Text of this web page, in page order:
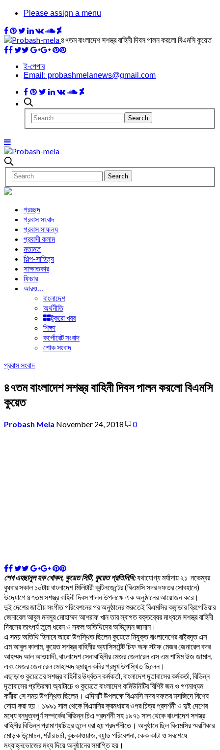
Please assign a menu
৪৭তম বাংলাদেশ সশস্ত্র বাহিনী দিবস পালন করলো বিএমসি কুয়েত
ই-পেপার
Email: probashmelanews@gmail.com
প্রচ্ছদ
প্রবাস সংবাদ
প্রবাস সাফল্য
প্রবাসী কলাম
মতামত
শিল্প-সাহিত্য
সাক্ষাতকার
ফিচার
আরও…
বাংলাদেশ
অর্থনীতি
টুকরো খবর
শিক্ষা
কর্পোরেট সংবাদ
শোক সংবাদ
প্রবাস সংবাদ
৪৭তম বাংলাদেশ সশস্ত্র বাহিনী দিবস পালন করলো বিএমসি
কুয়েত
Probash Mela November 24, 2018 0
শেখ এহছানুল হক খোকন, কুয়েত সিটি, কুয়েত প্রতিনিধি:যথাযোগ্য মর্যাদায় ২১ নভেম্বর
বুধবার সকাল ১০টায় বাংলাদেশ মিলিটারী কন্টিনজেন্টের (বিএমসি সদর দফতর সোবহানে)
উদ্যোগে ৪৭তম সশস্ত্র বাহিনী দিবস পালন উপলক্ষে এক অনুষ্ঠানের আয়োজন করে।
দুই দেশের জাতীয় সংগীত পরিবেশনের পর অনুষ্ঠানের শুরুতেই বিএমসির কমান্ডার ব্রিগেডিয়ার
জেনারেল আবুল মনসুর মোহাম্মদ আশরাফ খান তার স্বাগত বক্তব্যের মাধ্যমে সশস্ত্র বাহিনী
দিবসের তাৎপর্য তুলে ধরেন ও সকল অতিথিদের অভিনন্দন জানান।
এ সময় অতিথি হিসাবে আরো উপস্থিত ছিলেন কুয়েতে নিযুক্ত বাংলাদেশের রাষ্ট্রদূত এস
এম আবুল কালাম, কুয়েত সশস্ত্র বাহিনীর অ্যাসিসটেন্ট চিফ অফ স্টাফ মেজর জেনারেল বদর
আহম্মদ আল আওয়াদী, বাংলাদেশ সেনাবাহিনীর মেজর জেনারেল এস এম শামিম উজ জামান,
এবং মেজর জেনারেল মোহাম্মদ হুমায়ূন কবির প্রমুখ উপস্থিত ছিলেন।
এছাড়াও কুয়েতের সশস্ত্র বাহিনীর ঊর্ধ্বতন কর্মকর্তা, বাংলাদেশ দূতাবাসের কর্মকর্তা, বিভিন্ন
দূতাবাসের প্রতিরক্ষা অ্যাটাচে ও কুয়েতে বাংলাদেশ কমিউনিটির বিশিষ্ট জন ও গণমাধ্যম
কর্মীরা সে সময় উপস্থিত ছিলেন। এদিনটি উপলক্ষে বিএমসি সদর দফতর মসজিদে বিশেষ
দোয়া করা হয়। ১৯৯১ সাল থেকে বিএমসির ক্রমধারার ওপর চিত্র প্রদর্শনী ও দুই দেশের
মধ্যে বন্ধুত্বপূর্ণ সম্পর্কের বিভিন্ন চিএ প্রদর্শনী সহ ১৯৭১ সাল থেকে বাংলাদেশ সশস্ত্র
বাহিনীর বিভিন্ন প্রামাণ্যচিত্র তুলে ধরা হয় প্রদর্শনীতে। অনুষ্ঠানে ছিল বিএমসির স্মরণিকার
মোড়ক উন্মোচন, শরীর চর্চা, কুচকাওয়াজ, ব্যান্ডপরিবেশনা, কেক কাটা ও সবশেষে
মধ্যাহ্নভোজের মধ্য দিয়ে অনুষ্ঠানের সমাপ্তি হয়।